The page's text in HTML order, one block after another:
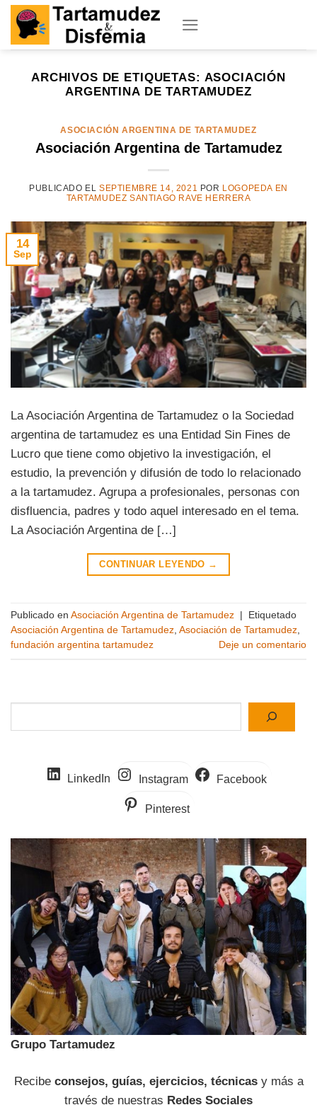
Skip
content
ARCHIVOS DE ETIQUETAS: ASOCIACIÓN
ARGENTINA DE TARTAMUDEZ
ASOCIACIÓN ARGENTINA DE TARTAMUDEZ
Asociación Argentina de Tartamudez
PUBLICADO EL SEPTIEMBRE 14, 2021 POR LOGOPEDA EN
TARTAMUDEZ SANTIAGO RAVE HERRERA
14
Sep
La Asociación Argentina de Tartamudez o la Sociedad
argentina de tartamudez es una Entidad Sin Fines de
Lucro que tiene como objetivo la investigación, el
estudio, la prevención y difusión de todo lo relacionado
a la tartamudez. Agrupa a profesionales, personas con
disfluencia, padres y todo aquel interesado en el tema.
La Asociación Argentina de […]
CONTINUAR LEYENDO →
Publicado en Asociación Argentina de Tartamudez
Etiquetado
Asociación Argentina de Tartamudez, Asociación de Tartamudez,
fundación argentina tartamudez
Deje un comentario
LinkedIn Instagram Facebook
Pinterest
Grupo Tartamudez
Recibe consejos, guías, ejercicios, técnicasy más a
través de nuestras Redes Sociales